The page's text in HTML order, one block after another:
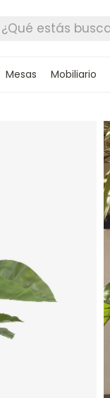
Mesas Mobiliario
Correo
Teléfono